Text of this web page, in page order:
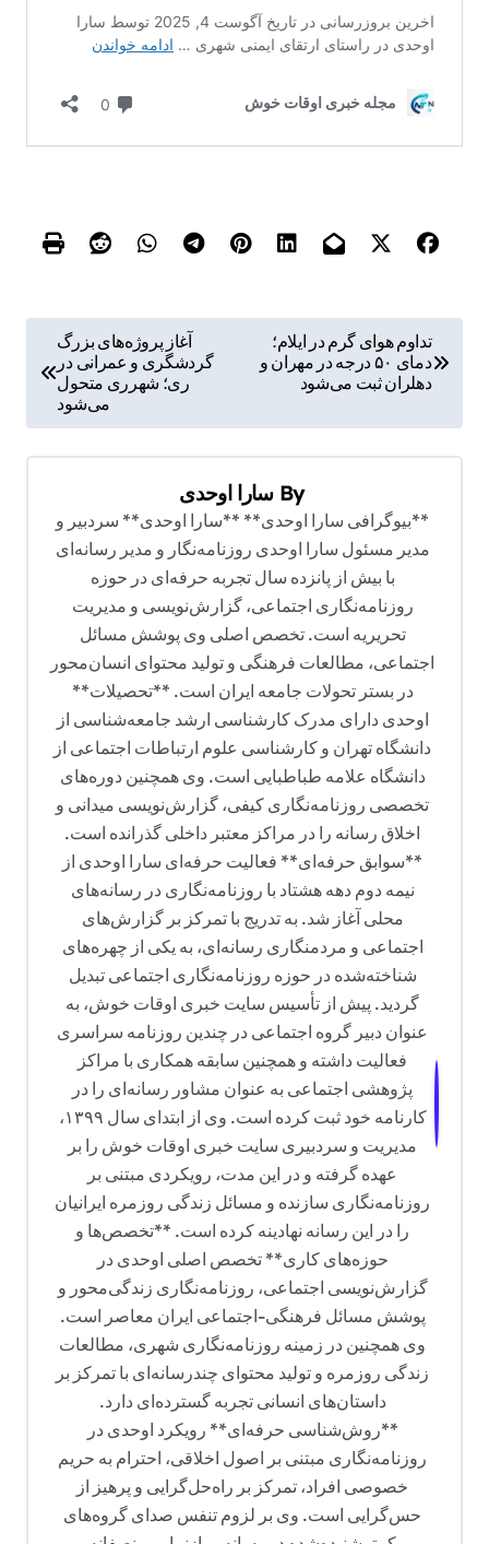
تداوم هوای گرم در ایلام؛
دمای ۵۰ درجه در مهران و
دهلران ثبت می‌شود
آغاز پروژه‌های بزرگ
گردشگری و عمرانی در
ری؛ شهرری متحول
می‌شود
By سارا اوحدی
**بیوگرافی سارا اوحدی** **سارا اوحدی** سردبیر و
مدیر مسئول سارا اوحدی روزنامه‌نگار و مدیر رسانه‌ای
با بیش از پانزده سال تجربه حرفه‌ای در حوزه
روزنامه‌نگاری اجتماعی، گزارش‌نویسی و مدیریت
تحریریه است. تخصص اصلی وی پوشش مسائل
اجتماعی، مطالعات فرهنگی و تولید محتوای انسان‌محور
در بستر تحولات جامعه ایران است. **تحصیلات**
اوحدی دارای مدرک کارشناسی ارشد جامعه‌شناسی از
دانشگاه تهران و کارشناسی علوم ارتباطات اجتماعی از
دانشگاه علامه طباطبایی است. وی همچنین دوره‌های
تخصصی روزنامه‌نگاری کیفی، گزارش‌نویسی میدانی و
اخلاق رسانه را در مراکز معتبر داخلی گذرانده است.
**سوابق حرفه‌ای** فعالیت حرفه‌ای سارا اوحدی از
نیمه دوم دهه هشتاد با روزنامه‌نگاری در رسانه‌های
محلی آغاز شد. به تدریج با تمرکز بر گزارش‌های
اجتماعی و مردمنگاری رسانه‌ای، به یکی از چهره‌های
شناخته‌شده در حوزه روزنامه‌نگاری اجتماعی تبدیل
گردید. پیش از تأسیس سایت خبری اوقات خوش، به
عنوان دبیر گروه اجتماعی در چندین روزنامه سراسری
فعالیت داشته و همچنین سابقه همکاری با مراکز
پژوهشی اجتماعی به عنوان مشاور رسانه‌ای را در
کارنامه خود ثبت کرده است. وی از ابتدای سال ۱۳۹۹،
مدیریت و سردبیری سایت خبری اوقات خوش را بر
عهده گرفته و در این مدت، رویکردی مبتنی بر
روزنامه‌نگاری سازنده و مسائل زندگی روزمره ایرانیان
را در این رسانه نهادینه کرده است. **تخصص‌ها و
حوزه‌های کاری** تخصص اصلی اوحدی در
گزارش‌نویسی اجتماعی، روزنامه‌نگاری زندگی‌محور و
پوشش مسائل فرهنگی-اجتماعی ایران معاصر است.
وی همچنین در زمینه روزنامه‌نگاری شهری، مطالعات
زندگی روزمره و تولید محتوای چندرسانه‌ای با تمرکز بر
داستان‌های انسانی تجربه گسترده‌ای دارد.
**روش‌شناسی حرفه‌ای** رویکرد اوحدی در
روزنامه‌نگاری مبتنی بر اصول اخلاقی، احترام به حریم
خصوصی افراد، تمرکز بر راه‌حل‌گرایی و پرهیز از
حس‌گرایی است. وی بر لزوم تنفس صدای گروه‌های